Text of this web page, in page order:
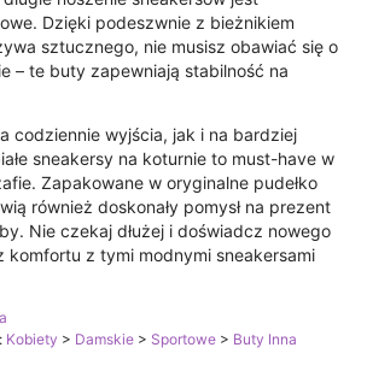
Dzięki podeszwnie z bieżnikiem
sztucznego, nie musisz obawiać się o
– te buty zapewniają stabilność na
codziennie wyjścia, jak i na bardziej
sneakersy na koturnie to must-have w
Zapakowane w oryginalne pudełko
również doskonały pomysł na prezent
Nie czekaj dłużej i doświadcz nowego
komfortu z tymi modnymi sneakersami
Kobiety > Damskie > Sportowe > Buty Inna